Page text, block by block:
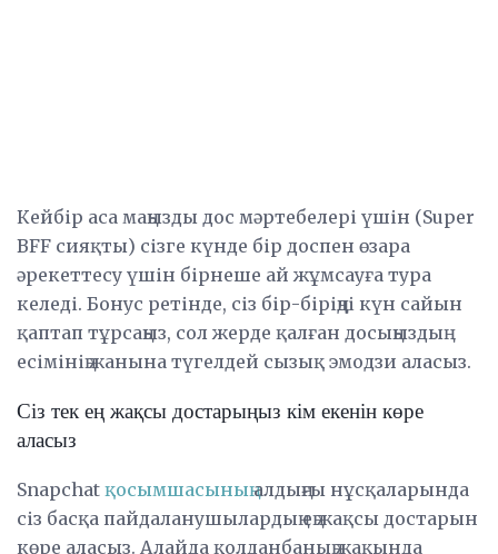
Кейбір аса маңызды дос мәртебелері үшін (Super
BFF сияқты) сізге күнде бір доспен өзара
әрекеттесу үшін бірнеше ай жұмсауға тура
келеді. Бонус ретінде, сіз бір-біріңді күн сайын
қаптап тұрсаңыз, сол жерде қалған досыңыздың
есімінің жанына түгелдей сызық эмодзи аласыз.
Сіз тек ең жақсы достарыңыз кім екенін көре
аласыз
Snapchat қосымшасыныңалдыңғы нұсқаларында
сіз басқа пайдаланушылардың ең жақсы достарын
көре аласыз. Алайда қолданбаның жақында